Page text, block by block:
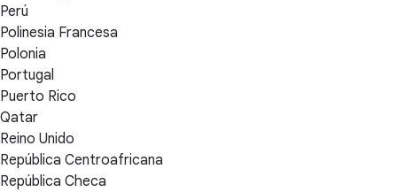
Perú
Polinesia Francesa
Polonia
Portugal
Puerto Rico
Qatar
Reino Unido
República Centroafricana
República Checa